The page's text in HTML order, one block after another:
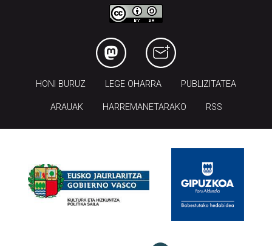
HONI BURUZ LEGE OHARRA PUBLIZITATEA
ARAUAK HARREMANETARAKO RSS